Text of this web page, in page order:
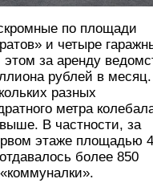
по площади
и четыре
за аренду
рублей в месяц.
разных
метра
В частности, за
этаже площадью
более 850